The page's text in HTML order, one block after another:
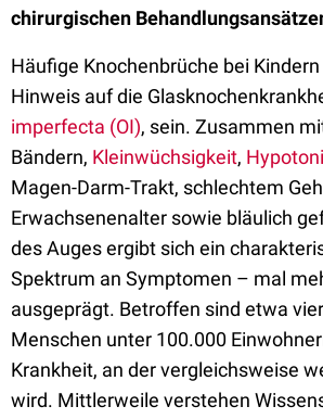
chirurgischen
Häufige Knochenbrüche bei
Hinweis auf die
imperfecta (OI), sein. Zusammen
Bändern, Kleinwüchsigkeit,
Magen-Darm-Trakt, schlechtem
Erwachsenenalter sowie bläulich
des Auges ergibt sich ein
Spektrum an Symptomen – mal
ausgeprägt. Betroffen sind etwa
Menschen unter 100.000
Krankheit, an der vergleichsweise
wird. Mittlerweile verstehen